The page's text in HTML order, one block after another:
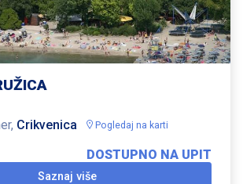
Crikvenica Pogledaj na karti
DOSTUPNO NA UPIT
Saznaj više